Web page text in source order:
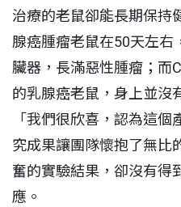
治療的老鼠卻能長期保持
腺癌腫瘤老鼠在50天左右
臟器，長滿惡性腫瘤；而
的乳腺癌老鼠，身上並沒
「我們很欣喜，認為這
究成果讓團隊懷抱了無比
奮的實驗結果，卻沒有得
應。